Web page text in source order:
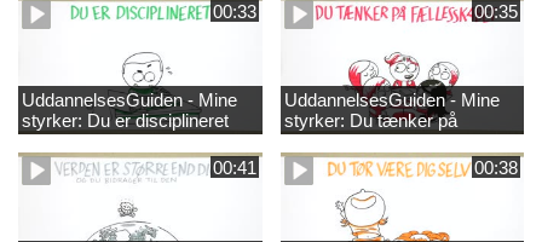
00:33
UddannelsesGuiden - Mine
styrker: Du er disciplineret
00:35
UddannelsesGuiden - Mine
styrker: Du tænker på
fællesskabet
00:41
00:38